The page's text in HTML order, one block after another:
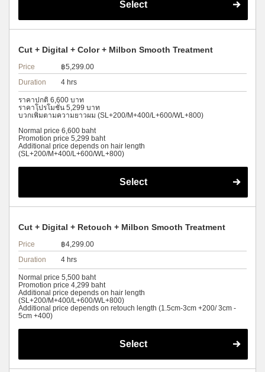
Select
Cut + Digital + Color + Milbon Smooth Treatment
Price
฿5,299.00
Duration
4 hrs
ราคาปกติ 6,600 บาท
ราคาโปรโมชั่น 5,299 บาท
บวกเพิ่มตามความยาวผม (SL+200/M+400/L+600/WL+800)
Normal price 6,600 baht
Promotion price 5,299 baht
Additional price depends on hair length
(SL+200/M+400/L+600/WL+800)
Select
Cut + Digital + Retouch + Milbon Smooth Treatment
Price
฿4,299.00
Duration
4 hrs
Normal price 5,500 baht
Promotion price 4,299 baht
Additional price depends on hair length
(SL+200/M+400/L+600/WL+800)
Additional price depends on retouch length (1.5cm-3cm +200/ 3cm -
5cm +400)
Select